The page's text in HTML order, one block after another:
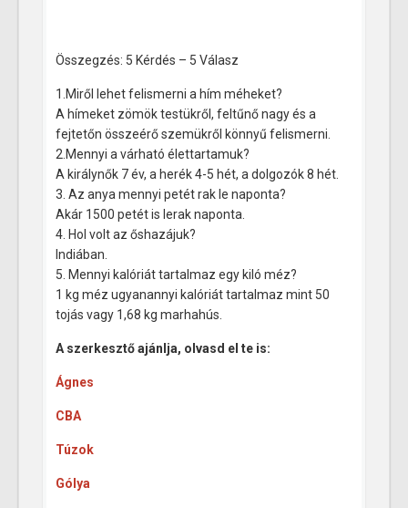
Összegzés: 5 Kérdés – 5 Válasz
1.Miről lehet felismerni a hím méheket?
A hímeket zömök testükről, feltűnő nagy és a
fejtetőn összeérő szemükről könnyű felismerni.
2.Mennyi a várható élettartamuk?
A királynők 7 év, a herék 4-5 hét, a dolgozók 8 hét.
3. Az anya mennyi petét rak le naponta?
Akár 1500 petét is lerak naponta.
4. Hol volt az őshazájuk?
Indiában.
5. Mennyi kalóriát tartalmaz egy kiló méz?
1 kg méz ugyanannyi kalóriát tartalmaz mint 50
tojás vagy 1,68 kg marhahús.
A szerkesztő ajánlja, olvasd el te is:
Ágnes
CBA
Túzok
Gólya